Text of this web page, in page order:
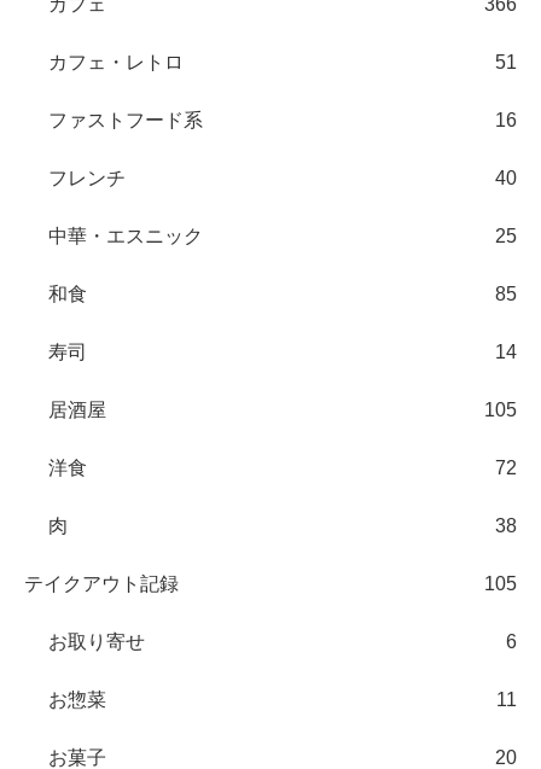
カフェ 366
カフェ・レトロ 51
ファストフード系 16
フレンチ 40
中華・エスニック 25
和食 85
寿司 14
居酒屋 105
洋食 72
肉 38
テイクアウト記録 105
お取り寄せ 6
お惣菜 11
お菓子 20